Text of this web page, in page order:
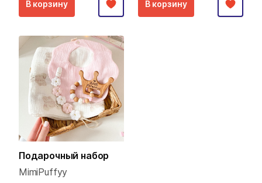
В корзину В корзину
Подарочный набор
MimiPuffyy